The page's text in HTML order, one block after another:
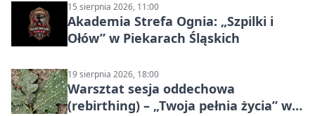
15 sierpnia 2026, 11:00
Akademia Strefa Ognia: „Szpilki i
Ołów” w Piekarach Śląskich
19 sierpnia 2026, 18:00
Warsztat sesja oddechowa
(rebirthing) – „Twoja pełnia życia” w